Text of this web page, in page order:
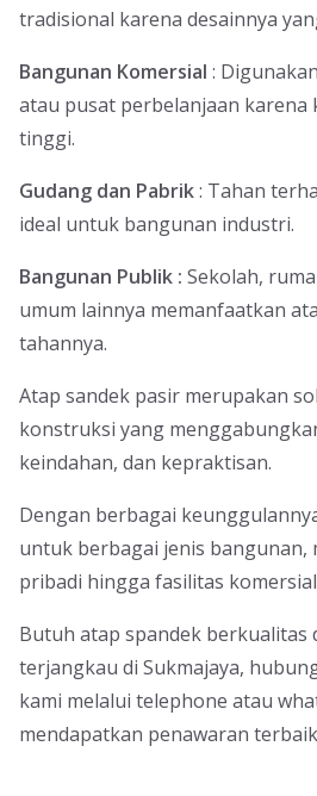
tradisional karena desainnya
Bangunan Komersial :
atau pusat perbelanjaan karena
tinggi.
Gudang dan Pabrik: Tahan
ideal untuk bangunan industri.
Bangunan Publik : Sekolah,
umum lainnya memanfaatkan
tahannya.
Atap sandek pasir merupakan
konstruksi yang
keindahan, dan kepraktisan.
Dengan berbagai
untuk berbagai jenis bangunan,
pribadi hingga fasilitas
Butuh atap spandek berkualitas
terjangkau di Sukmajaya,
kami melalui telephone atau
mendapatkan penawaran